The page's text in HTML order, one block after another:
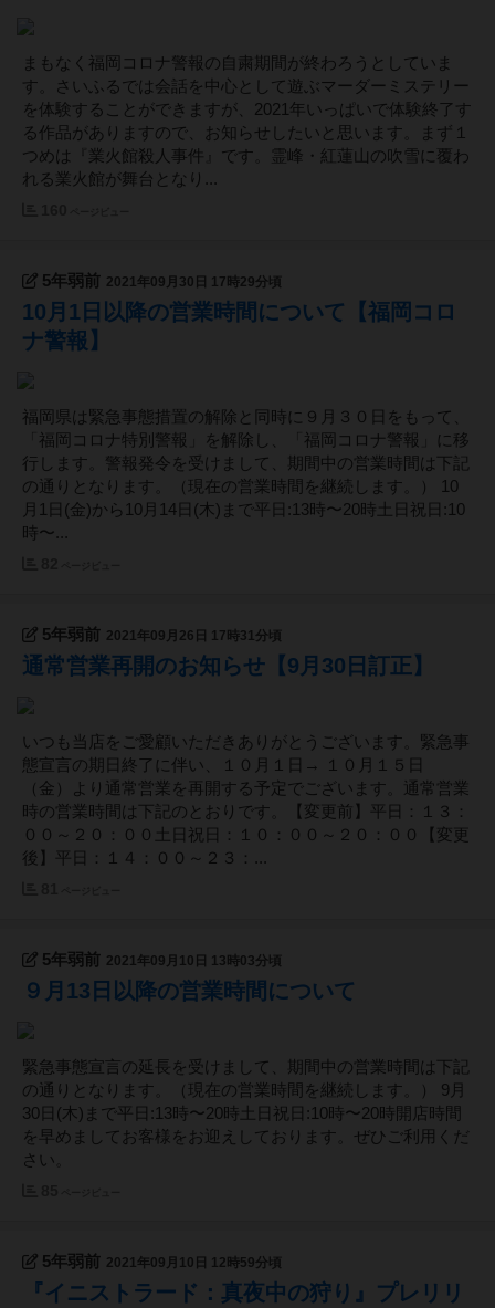
まもなく福岡コロナ警報の自粛期間が終わろうとしていま
す。さいふるでは会話を中心として遊ぶマーダーミステリー
を体験することができますが、2021年いっぱいで体験終了す
る作品がありますので、お知らせしたいと思います。まず１
つめは『業火館殺人事件』です。霊峰・紅蓮山の吹雪に覆わ
れる業火館が舞台となり...
5年弱前 2021年09月30日 17時29分頃
10月1日以降の営業時間について【福岡コロ
ナ警報】
福岡県は緊急事態措置の解除と同時に９月３０日をもって、
「福岡コロナ特別警報」を解除し、「福岡コロナ警報」に移
行します。警報発令を受けまして、期間中の営業時間は下記
の通りとなります。（現在の営業時間を継続します。） 10
月1日(金)から10月14日(木)まで平日:13時〜20時土日祝日:10
時〜...
5年弱前 2021年09月26日 17時31分頃
通常営業再開のお知らせ【9月30日訂正】
いつも当店をご愛顧いただきありがとうございます。緊急事
態宣言の期日終了に伴い、１０月１日→ １０月１５日
（金）より通常営業を再開する予定でございます。通常営業
時の営業時間は下記のとおりです。【変更前】平日：１３：
００～２０：００土日祝日：１０：００～２０：００【変更
後】平日：１４：００～２３：...
5年弱前 2021年09月10日 13時03分頃
９月13日以降の営業時間について
緊急事態宣言の延長を受けまして、期間中の営業時間は下記
の通りとなります。（現在の営業時間を継続します。） 9月
30日(木)まで平日:13時〜20時土日祝日:10時〜20時開店時間
を早めましてお客様をお迎えしております。ぜひご利用くだ
さい。
5年弱前 2021年09月10日 12時59分頃
『イニストラード：真夜中の狩り』プレリリ